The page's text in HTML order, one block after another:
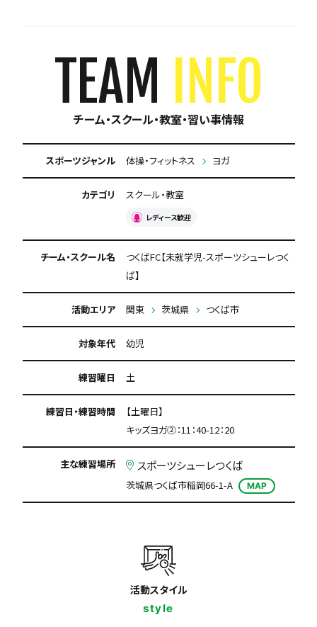
TEAM INFO
チーム・スクール・教室・習い事情報
スポーツジャンル 体操・フィットネス ヨガ
カテゴリ スクール・教室
レディース歓迎
チーム・スクール名
つくばFC【未就学児-スポーツシューレつく
ば】
活動エリア 関東 茨城県 つくば市
対象年代 幼児
練習曜日 土
練習日・練習時間
【土曜日】
キッズヨガ②：11：40-12：20
主な練習場所 スポーツシューレつくば
茨城県つくば市稲岡66-1-A MAP
活動スタイル
style